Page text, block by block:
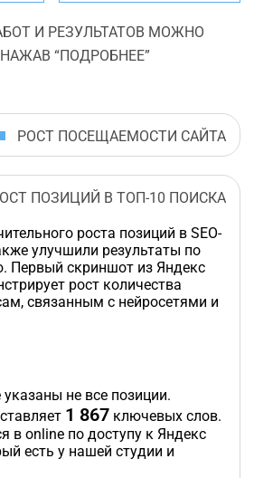
И РЕЗУЛЬТАТОВ МОЖНО
“ПОДРОБНЕЕ”
РОСТ ПОСЕЩАЕМОСТИ САЙТА
ПОЗИЦИЙ В ТОП-10 ПОИСКА
роста позиций в SEO-
улучшили результаты по
Первый скриншот из Яндекс
рост количества
связанным с нейросетями и
не все позиции.
1 867 ключевых слов.
в online по доступу к Яндекс
есть у нашей студии и